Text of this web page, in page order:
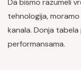
Da bismo razumeli
tehnologija,
kanala. Donja tabela
performansama.